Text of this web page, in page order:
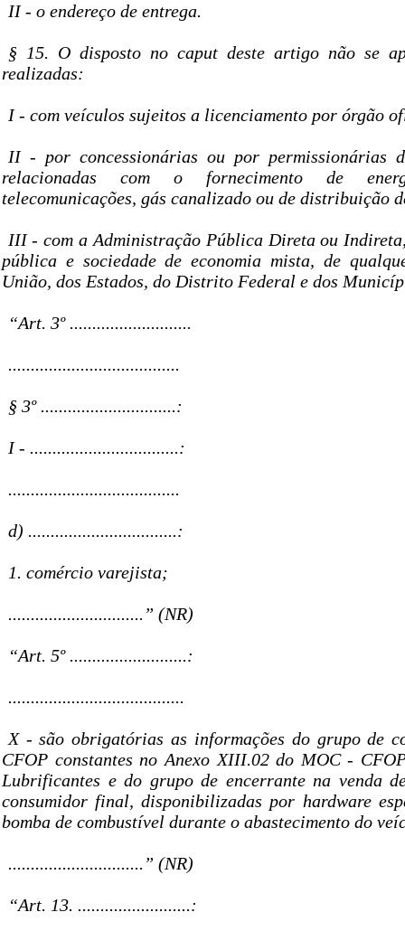
II - o endereço de entrega.
§ 15. O disposto no caput deste artigo não se
realizadas:
I - com veículos sujeitos a licenciamento por órgão
II - por concessionárias ou por permissionárias
relacionadas com o fornecimento de
telecomunicações, gás canalizado ou de distribuição
III - com a Administração Pública Direta ou
pública e sociedade de economia mista, de
União, dos Estados, do Distrito Federal e dos
“Art. 3º ...........................
......................................
§ 3º ..............................:
I - .................................:
......................................
d) .................................:
1. comércio varejista;
..............................” (NR)
“Art. 5º ..........................:
.......................................
X - são obrigatórias as informações do grupo de
CFOP constantes no Anexo XIII.02 do MOC -
Lubrificantes e do grupo de encerrante na venda
consumidor final, disponibilizadas por hardware
bomba de combustível durante o abastecimento do
..............................” (NR)
“Art. 13. .........................: